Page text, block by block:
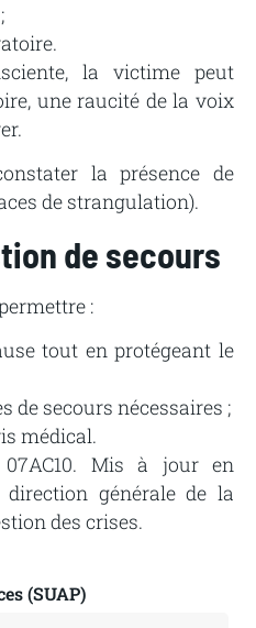
la victime peut
une raucité de la voix
la présence de
de strangulation).
de secours
:
tout en protégeant le
de secours nécessaires ;
médical.
Mis à jour en
générale de la
des crises.
(SUAP)